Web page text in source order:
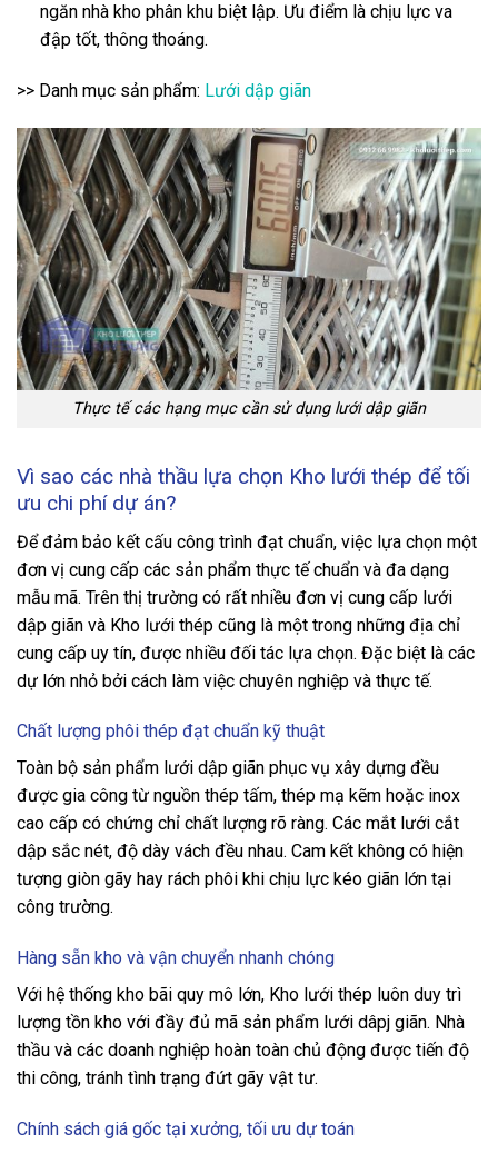
ngăn nhà kho phân khu biệt lập. Ưu điểm là chịu lực va
đập tốt, thông thoáng.
>> Danh mục sản phẩm: Lưới dập giãn
Thực tế các hạng mục cần sử dụng lưới dập giãn
Vì sao các nhà thầu lựa chọn Kho lưới thép để tối
ưu chi phí dự án?
Để đảm bảo kết cấu công trình đạt chuẩn, việc lựa chọn một
đơn vị cung cấp các sản phẩm thực tế chuẩn và đa dạng
mẫu mã. Trên thị trường có rất nhiều đơn vị cung cấp lưới
dập giãn và Kho lưới thép cũng là một trong những địa chỉ
cung cấp uy tín, được nhiều đối tác lựa chọn. Đặc biệt là các
dự lớn nhỏ bởi cách làm việc chuyên nghiệp và thực tế.
Chất lượng phôi thép đạt chuẩn kỹ thuật
Toàn bộ sản phẩm lưới dập giãn phục vụ xây dựng đều
được gia công từ nguồn thép tấm, thép mạ kẽm hoặc inox
cao cấp có chứng chỉ chất lượng rõ ràng. Các mắt lưới cắt
dập sắc nét, độ dày vách đều nhau. Cam kết không có hiện
tượng giòn gãy hay rách phôi khi chịu lực kéo giãn lớn tại
công trường.
Hàng sẵn kho và vận chuyển nhanh chóng
Với hệ thống kho bãi quy mô lớn, Kho lưới thép luôn duy trì
lượng tồn kho với đầy đủ mã sản phẩm lưới dâpj giãn. Nhà
thầu và các doanh nghiệp hoàn toàn chủ động được tiến độ
thi công, tránh tình trạng đứt gãy vật tư.
Chính sách giá gốc tại xưởng, tối ưu dự toán